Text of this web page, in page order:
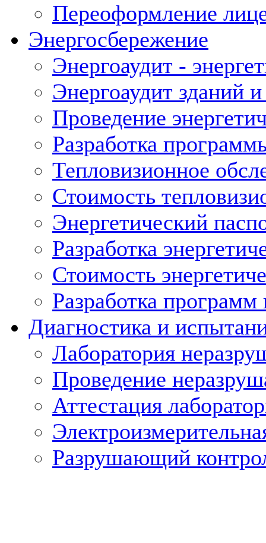
Переоформление
Энергосбережение
Энергоаудит -
Энергоаудит зданий
Проведение
Разработка
Тепловизионное
Стоимость
Энергетический
Разработка
Стоимость
Разработка
Диагностика и
Лаборатория
Проведение
Аттестация
Разрушающий